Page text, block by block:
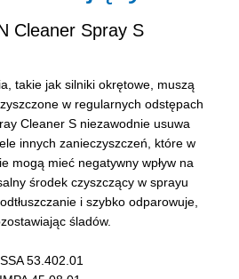
Cleaner Spray S
takie jak silniki okrętowe, muszą
w regularnych odstępach
Cleaner S niezawodnie usuwa
innych zanieczyszczeń, które w
mogą mieć negatywny wpływ na
środek czyszczący w sprayu
i szybko odparowuje,
śladów.
53.402.01